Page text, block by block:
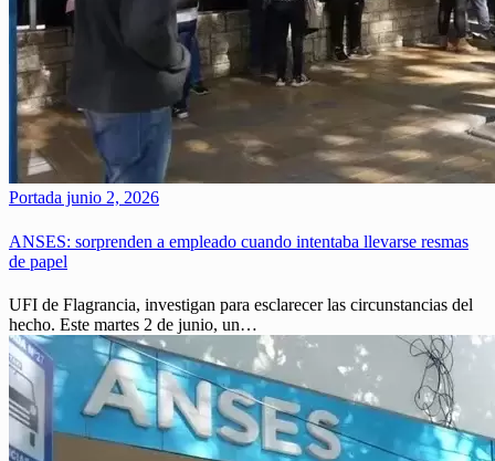
Portada junio 2, 2026
ANSES: sorprenden a empleado cuando intentaba llevarse resmas
de papel
UFI de Flagrancia, investigan para esclarecer las circunstancias del
hecho. Este martes 2 de junio, un…